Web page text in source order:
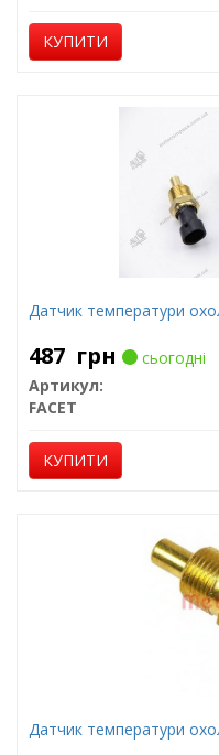
КУПИТИ
Датчик температури
487 грн
сьогодні
Артикул:
FACET
КУПИТИ
Датчик температури